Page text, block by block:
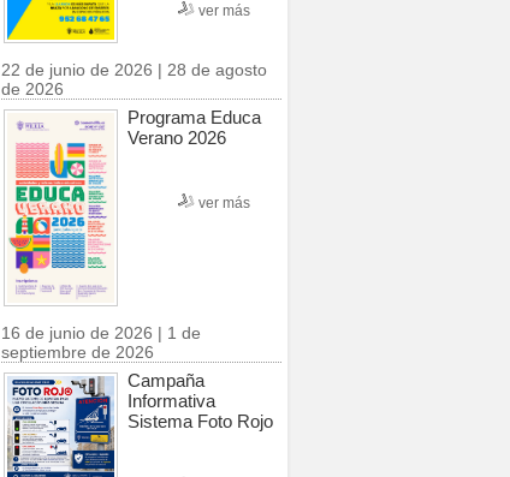
ver más
22 de junio de 2026 | 28 de agosto
de 2026
Programa Educa
Verano 2026
ver más
16 de junio de 2026 | 1 de
septiembre de 2026
Campaña
Informativa
Sistema Foto Rojo